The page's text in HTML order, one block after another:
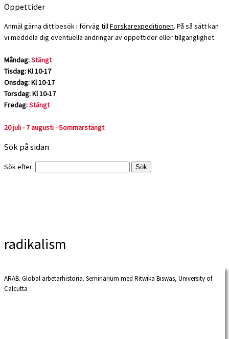
Öppettider
Anmäl gärna ditt besök i förväg tillForskarexpeditionen. På så sätt kan
vi meddela dig eventuella ändringar av öppettider eller tillgänglighet.
Måndag:Stängt
Tisdag: Kl 10-17
Onsdag: Kl 10-17
Torsdag: Kl 10-17
Fredag:Stängt
20 juli - 7 augusti - Sommarstängt
Sök på sidan
Sök efter:
radikalism
ARAB. Global arbetarhistoria. Seminarium med Ritwika Biswas, University of
Calcutta